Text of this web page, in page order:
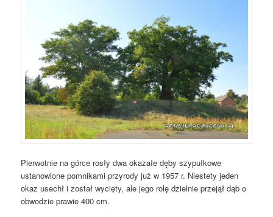
Pierwotnie na górce rosły dwa okazałe dęby szypułkowe
ustanowione pomnikami przyrody już w 1957 r. Niestety jeden
okaz usechł i został wycięty, ale jego rolę dzielnie przejął dąb o
obwodzie prawie 400 cm.